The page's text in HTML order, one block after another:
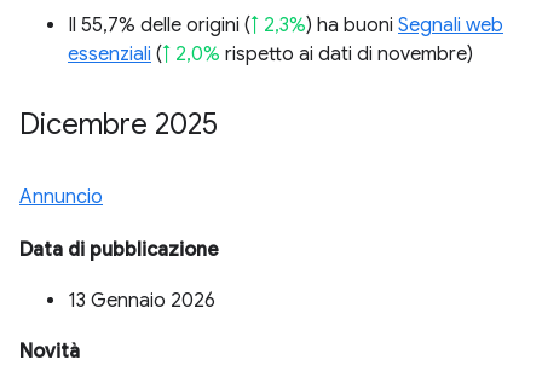
Il 55,7% delle origini (↑ 2,3%) ha buoni Segnali web
essenziali (↑ 2,0% rispetto ai dati di novembre)
Dicembre 2025
Annuncio
Data di pubblicazione
13 Gennaio 2026
Novità